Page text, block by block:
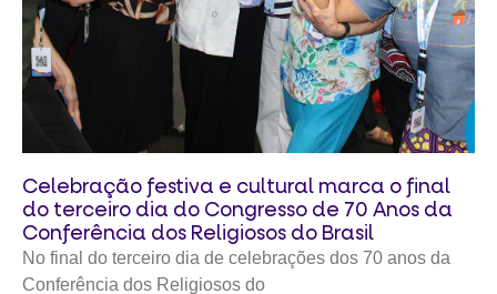
Celebração festiva e cultural marca o final
do terceiro dia do Congresso de 70 Anos da
Conferência dos Religiosos do Brasil
No final do terceiro dia de celebrações dos 70 anos da
Conferência dos Religiosos do